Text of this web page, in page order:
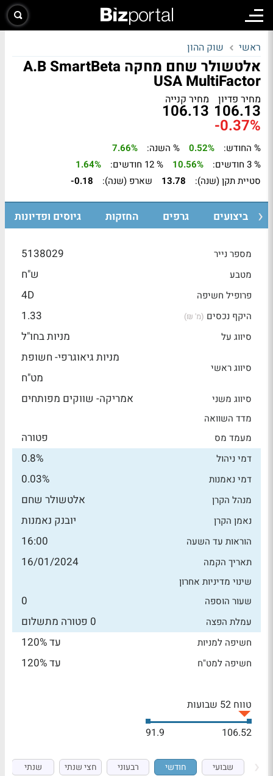
ראשי שוק ההון
אלטשולר שחם מחקה A.B SmartBeta
USA MultiFactor
מחיר פדיון
106.13
מחיר קנייה
106.13
-0.37%
% החודש: 0.52% % השנה:
7.66%
% 3 חודשים:
10.56% % 12 חודשים:
1.64%
סטיית תקן (שנה):
13.78 שארפ (שנה): -0.18
ביצועים גרפים החזקות גיוסים ופדיונות
מספר נייר 5138029
מטבע ש"ח
פרופיל חשיפה 4D
היקף נכסים (מ' ₪) 1.33
סיווג על מניות בחו"ל
סיווג ראשי
מניות גיאוגרפי- חשופת
מט"ח
סיווג משני אמריקה- שווקים מפותחים
מדד השוואה
מעמד מס
פטורה
דמי ניהול 0.8%
דמי נאמנות 0.03%
מנהל הקרן אלטשולר שחם
נאמן הקרן יובנק נאמנות
הוראות עד השעה 16:00
תאריך הקמה 16/01/2024
שינוי מדיניות אחרון
שעור הוספה
0
עמלת הפצה 0 פטורה מתשלום
חשיפה למניות עד 120%
חשיפה למט"ח עד 120%
טווח 52 שבועות
106.52
91.9
שבועי חודשי רבעוני חצי שנתי שנתי